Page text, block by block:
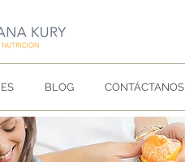
BLOG CONTÁCTANOS